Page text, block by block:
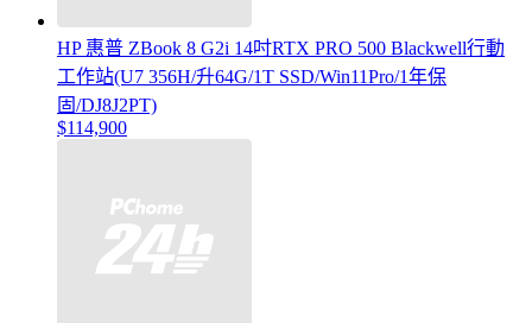
HP 惠普 ZBook 8 G2i 14吋RTX PRO 500 Blackwell行動
工作站(U7 356H/升64G/1T SSD/Win11Pro/1年保
固/DJ8J2PT)
$114,900